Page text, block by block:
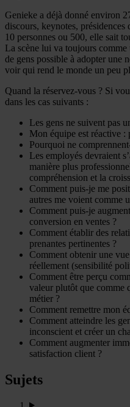
Genieke a déjà donné environ
discours, keynotes,
10 personnes ou 500, elle sait
La scène lui va toujours
de gens possible à adopter une
voir qui rend le monde un peu
Quand la réservez-vous ? Si
dans les cas suivants :
Les gens ne suivent pas
Mon équipe est réactive
Pourquoi ne
Les employés devraient
manière plus
compréhension et la
Comment puis-je me
autres me voient comme
Comment puis-je
conversion en ventes ?
Comment établir des
prenantes pertinentes ?
Comment obtenir une
réellement (sensibilité
Comment être perçu
valeur plutôt que comme
métier ?
Comment remettre mon
Comment atteindre les
inconscient et créer un
Comment augmenter
satisfaction client ?
Sujets